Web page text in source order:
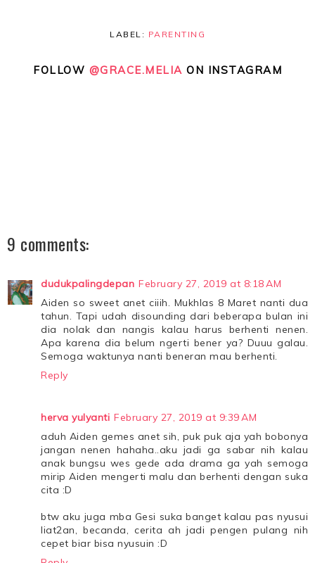
LABEL: PARENTING
FOLLOW @GRACE.MELIA ON INSTAGRAM
9 comments:
dudukpalingdepan February 27, 2019 at 8:18 AM
Aiden so sweet anet ciiih. Mukhlas 8 Maret nanti dua
tahun. Tapi udah disounding dari beberapa bulan ini
dia nolak dan nangis kalau harus berhenti nenen.
Apa karena dia belum ngerti bener ya? Duuu galau.
Semoga waktunya nanti beneran mau berhenti.
Reply
herva yulyanti February 27, 2019 at 9:39 AM
aduh Aiden gemes anet sih, puk puk aja yah bobonya
jangan nenen hahaha..aku jadi ga sabar nih kalau
anak bungsu wes gede ada drama ga yah semoga
mirip Aiden mengerti malu dan berhenti dengan suka
cita :D
btw aku juga mba Gesi suka banget kalau pas nyusui
liat2an, becanda, cerita ah jadi pengen pulang nih
cepet biar bisa nyusuin :D